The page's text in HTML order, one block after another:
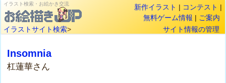
イラスト検索・お絵かき交流 新作イラスト | コンテスト |
無料ゲーム情報 | ご案内
イラストサイト検索> サイト情報の管理
Insomnia
杠蓮華さん